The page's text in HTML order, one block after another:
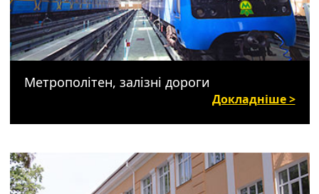
Метрополітен, залізні дороги
Докладніше >